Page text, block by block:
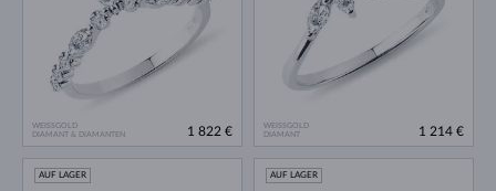
WEISSGOLD
DIAMANT & DIAMANTEN
1 822 €
WEISSGOLD
DIAMANT
1 214 €
AUF LAGER AUF LAGER